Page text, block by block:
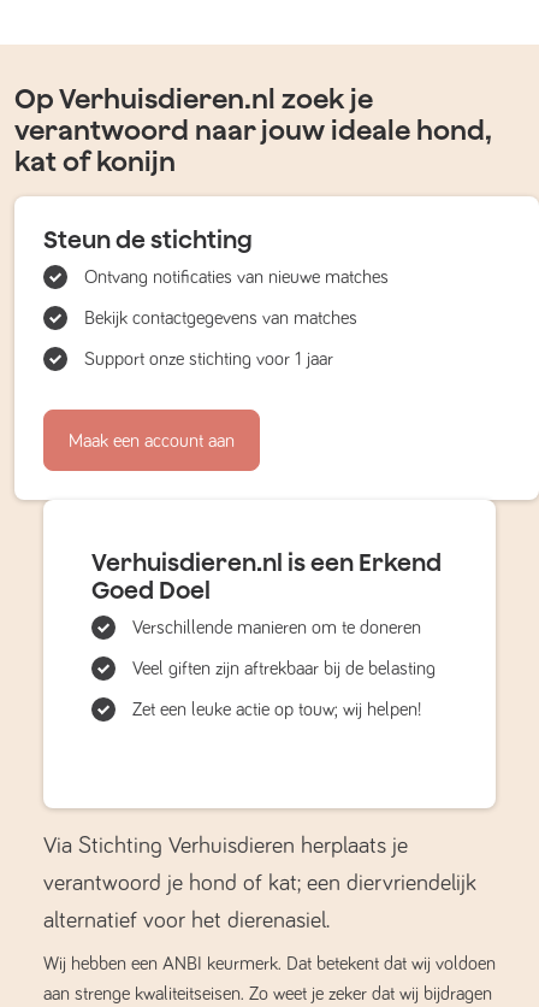
Op Verhuisdieren.nl zoek je
verantwoord naar jouw ideale hond,
kat of konijn
Steun de stichting
Ontvang notificaties van nieuwe matches
Bekijk contactgegevens van matches
Support onze stichting voor 1 jaar
Maak een account aan
Verhuisdieren.nl is een Erkend
Goed Doel
Verschillende manieren om te doneren
Veel giften zijn aftrekbaar bij de belasting
Zet een leuke actie op touw; wij helpen!
Via Stichting Verhuisdieren herplaats je
verantwoord je hond of kat; een diervriendelijk
alternatief voor het dierenasiel.
Wij hebben een ANBI keurmerk. Dat betekent dat wij voldoen
aan strenge kwaliteitseisen. Zo weet je zeker dat wij bijdragen